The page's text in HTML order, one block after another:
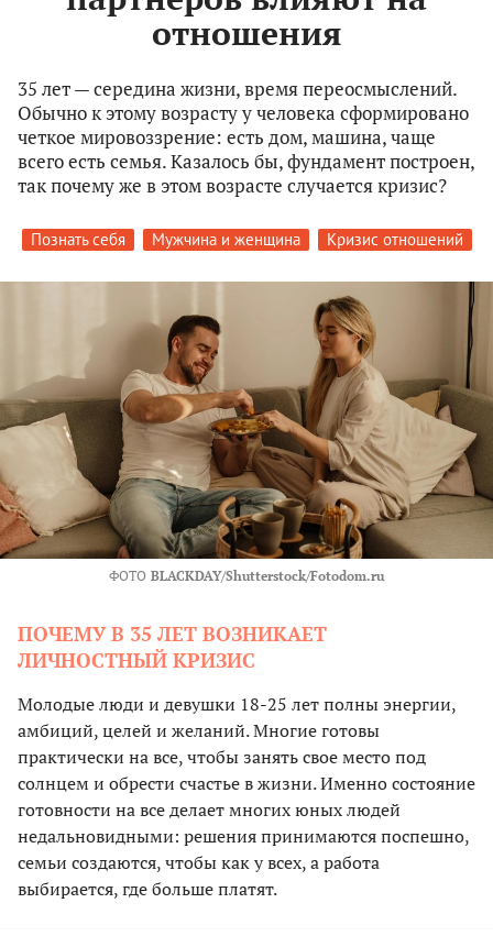
отношения
35 лет — середина жизни, время переосмыслений.
Обычно к этому возрасту у человека сформировано
четкое мировоззрение: есть дом, машина, чаще
всего есть семья. Казалось бы, фундамент построен,
так почему же в этом возрасте случается кризис?
Познать себя Мужчина и женщина Кризис отношений
ФОТО BLACKDAY/Shutterstock/Fotodom.ru
ПОЧЕМУ В 35 ЛЕТ ВОЗНИКАЕТ
ЛИЧНОСТНЫЙ КРИЗИС
Молодые люди и девушки 18-25 лет полны энергии,
амбиций, целей и желаний. Многие готовы
практически на все, чтобы занять свое место под
солнцем и обрести счастье в жизни. Именно состояние
готовности на все делает многих юных людей
недальновидными: решения принимаются поспешно,
семьи создаются, чтобы как у всех, а работа
выбирается, где больше платят.